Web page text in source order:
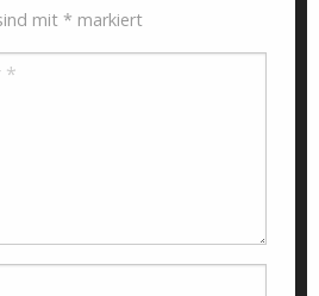
mit * markiert